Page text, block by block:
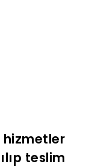
hizmetler
teslim